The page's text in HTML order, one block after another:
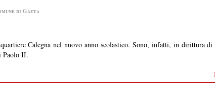
di Gaeta
Calegna nel nuovo anno scolastico. Sono, infatti, in dirittura
Paolo II.